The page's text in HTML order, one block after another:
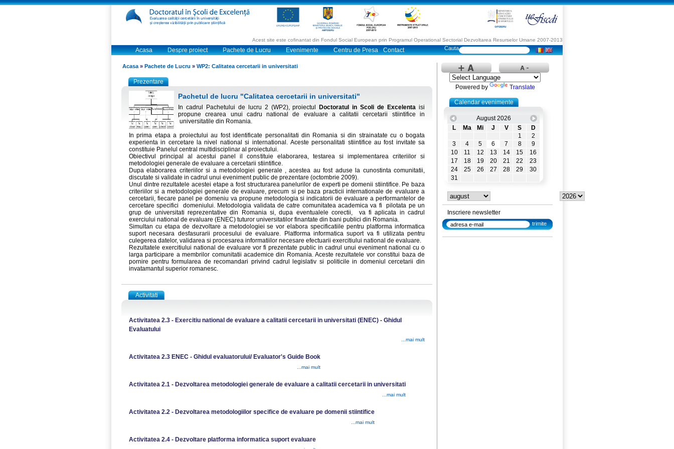
Acest site este cofinantat din Fondul Social European prin Programul Operational Sectorial Dezvoltarea Resurselor Umane 2007-2013
Acasa Despre proiect Pachete de Lucru Evenimente Centru de Presa Contact
Acasa » Pachete de Lucru » WP2: Calitatea cercetarii in universitati
Prezentare
Pachetul de lucru "Calitatea cercetarii in universitati"
In cadrul Pachetului de lucru 2 (WP2), proiectul Doctoratul in Scoli de Excelenta isi
propune crearea unui cadru national de evaluare a calitatii cercetarii stiintifice in
universitatile din Romania.
In prima etapa a proiectului au fost identificate personalitati din Romania si din strainatate cu o bogata
experienta in cercetare la nivel national si international. Aceste personalitati stiintifice au fost invitate sa
constituie Panelul central multidisciplinar al proiectului.
Obiectivul principal al acestui panel il constituie elaborarea, testarea si implementarea criteriilor si
metodologiei generale de evaluare a cercetarii stiintifice.
Dupa elaborarea criteriilor si a metodologiei generale , acestea au fost aduse la cunostinta comunitatii,
discutate si validate in cadrul unui eveniment public de prezentare (octombrie 2009).
Unul dintre rezultatele acestei etape a fost structurarea panelurilor de experti pe domenii stiintifice. Pe baza
criteriilor si a metodologiei generale de evaluare, precum si pe baza practicii internationale de evaluare a
cercetarii, fiecare panel pe domeniu va propune metodologia si indicatorii de evaluare a performantelor de
cercetare specifici domeniului. Metodologia validata de catre comunitatea academica va fi pilotata pe un
grup de universitati reprezentative din Romania si, dupa eventualele corectii, va fi aplicata in cadrul
exerciului national de evaluare (ENEC) tuturor universitatilor finantate din bani publici din Romania.
Simultan cu etapa de dezvoltare a metodologiei se vor elabora specificatiile pentru platforma informatica
suport necesara desfasurarii procesului de evaluare. Platforma informatica suport va fi utilizata pentru
culegerea datelor, validarea si procesarea informatiilor necesare efectuarii exercitiului national de evaluare.
Rezultatele exercitiului national de evaluare vor fi prezentate public in cadrul unui eveniment national cu o
larga participare a membrilor comunitatii academice din Romania. Aceste rezultatele vor constitui baza de
pornire pentru formularea de recomandari privind cadrul legislativ si politicile in domeniul cercetarii din
invatamantul superior romanesc.
Activitati
Activitatea 2.3 - Exercitiu national de evaluare a calitatii cercetarii in universitati (ENEC) - Ghidul
Evaluatului
...mai mult
Activitatea 2.3 ENEC - Ghidul evaluatorului/ Evaluator's Guide Book
...mai mult
Activitatea 2.1 - Dezvoltarea metodologiei generale de evaluare a calitatii cercetarii in universitati
...mai mult
Activitatea 2.2 - Dezvoltarea metodologiilor specifice de evaluare pe domenii stiintifice
...mai mult
Activitatea 2.4 - Dezvoltare platforma informatica suport evaluare
Powered by Translate
Calendar evenimente
August 2026
L
Ma Mi J V S
D
1
2
3
4 5 6 7 8
9
10
11 12 13 14 15
16
17
18 19 20 21 22
23
24
25 26 27 28 29
30
31
Inscriere newsletter